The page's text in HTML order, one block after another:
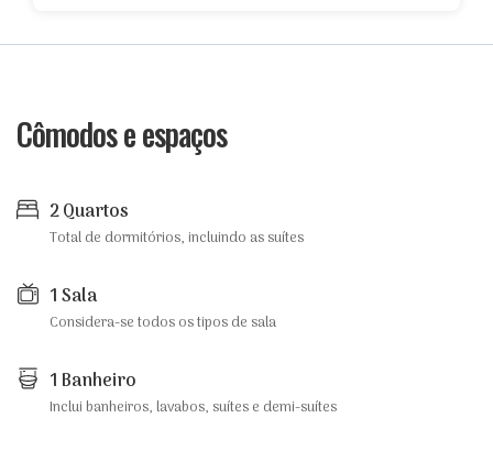
Cômodos e espaços
2 Quartos
Total de dormitórios, incluindo as suítes
1 Sala
Considera-se todos os tipos de sala
1 Banheiro
Inclui banheiros, lavabos, suítes e demi-suítes